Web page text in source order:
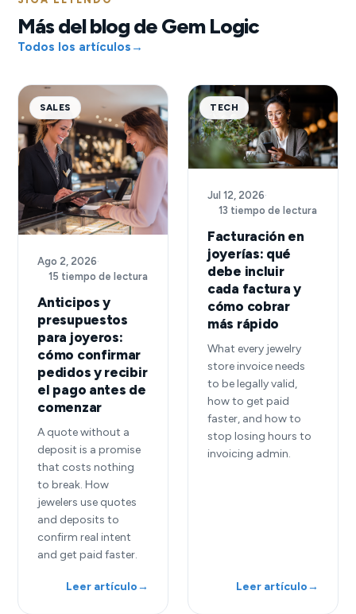
Más del blog de Gem Logic
Todos los artículos →
SALES
Ago 2, 2026·
15 tiempo de lectura
Anticipos y
presupuestos
para joyeros:
cómo confirmar
pedidos y recibir
el pago antes de
comenzar
A quote without a
deposit is a promise
that costs nothing
to break. How
jewelers use quotes
and deposits to
confirm real intent
and get paid faster.
Leer artículo→
TECH
Jul 12, 2026·
13 tiempo de lectura
Facturación en
joyerías: qué
debe incluir
cada factura y
cómo cobrar
más rápido
What every jewelry
store invoice needs
to be legally valid,
how to get paid
faster, and how to
stop losing hours to
invoicing admin.
Leer artículo→